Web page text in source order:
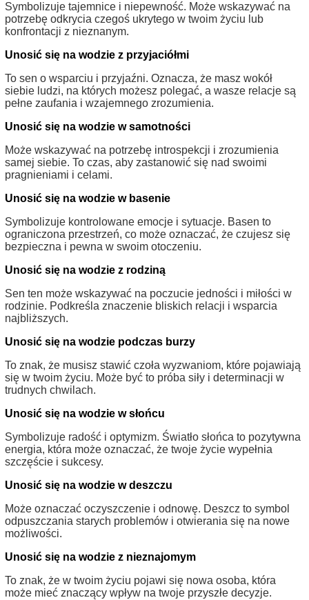
Symbolizuje tajemnice i niepewność. Może wskazywać na
potrzebę odkrycia czegoś ukrytego w twoim życiu lub
konfrontacji z nieznanym.
Unosić się na wodzie z przyjaciółmi
To sen o wsparciu i przyjaźni. Oznacza, że masz wokół
siebie ludzi, na których możesz polegać, a wasze relacje są
pełne zaufania i wzajemnego zrozumienia.
Unosić się na wodzie w samotności
Może wskazywać na potrzebę introspekcji i zrozumienia
samej siebie. To czas, aby zastanowić się nad swoimi
pragnieniami i celami.
Unosić się na wodzie w basenie
Symbolizuje kontrolowane emocje i sytuacje. Basen to
ograniczona przestrzeń, co może oznaczać, że czujesz się
bezpieczna i pewna w swoim otoczeniu.
Unosić się na wodzie z rodziną
Sen ten może wskazywać na poczucie jedności i miłości w
rodzinie. Podkreśla znaczenie bliskich relacji i wsparcia
najbliższych.
Unosić się na wodzie podczas burzy
To znak, że musisz stawić czoła wyzwaniom, które pojawiają
się w twoim życiu. Może być to próba siły i determinacji w
trudnych chwilach.
Unosić się na wodzie w słońcu
Symbolizuje radość i optymizm. Światło słońca to pozytywna
energia, która może oznaczać, że twoje życie wypełnia
szczęście i sukcesy.
Unosić się na wodzie w deszczu
Może oznaczać oczyszczenie i odnowę. Deszcz to symbol
odpuszczania starych problemów i otwierania się na nowe
możliwości.
Unosić się na wodzie z nieznajomym
To znak, że w twoim życiu pojawi się nowa osoba, która
może mieć znaczący wpływ na twoje przyszłe decyzje.